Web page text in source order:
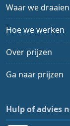
Waar we draaien
Hoe we werken
Over prijzen
Ga naar prijzen
Hulp of advies